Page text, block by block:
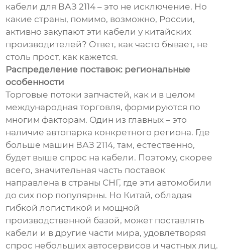
кабели для ВАЗ 2114 – это не исключение. Но
какие страны, помимо, возможно, России,
активно закупают эти кабели у китайских
производителей? Ответ, как часто бывает, не
столь прост, как кажется.
Распределение поставок: региональные
особенности
Торговые потоки запчастей, как и в целом
международная торговля, формируются по
многим факторам. Один из главных – это
наличие автопарка конкретного региона. Где
больше машин ВАЗ 2114, там, естественно,
будет выше спрос на кабели. Поэтому, скорее
всего, значительная часть поставок
направлена в страны СНГ, где эти автомобили
до сих пор популярны. Но Китай, обладая
гибкой логистикой и мощной
производственной базой, может поставлять
кабели и в другие части мира, удовлетворяя
спрос небольших автосервисов и частных лиц.